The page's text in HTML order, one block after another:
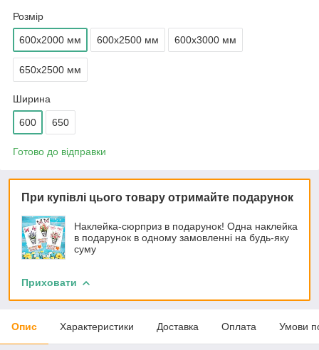
Розмір
600х2000 мм 600х2500 мм 600х3000 мм
650х2500 мм
Ширина
600 650
Готово до відправки
При купівлі цього товару отримайте подарунок
Наклейка-сюрприз в подарунок! Одна наклейка
в подарунок в одному замовленні на будь-яку
суму
Приховати
Опис Характеристики Доставка Оплата Умови